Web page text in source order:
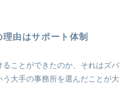
由はサポート体制
ことができたのか、それはズバ
う大手の事務所を選んだことが大